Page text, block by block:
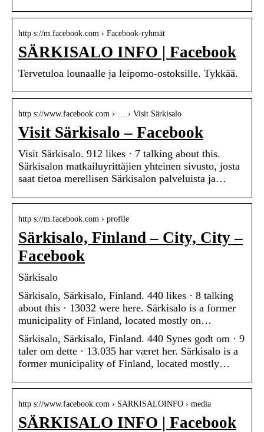
http s://m.facebook.com › Facebook-ryhmät
SÄRKISALO INFO | Facebook
Tervetuloa lounaalle ja leipomo-ostoksille. Tykkää.
http s://www.facebook.com › … › Visit Särkisalo
Visit Särkisalo – Facebook
Visit Särkisalo. 912 likes · 7 talking about this.
Särkisalon matkailuyrittäjien yhteinen sivusto, josta
saat tietoa merellisen Särkisalon palveluista ja…
http s://m.facebook.com › profile
Särkisalo, Finland – City, City –
Facebook
Särkisalo
Särkisalo, Särkisalo, Finland. 440 likes · 8 talking
about this · 13032 were here. Särkisalo is a former
municipality of Finland, located mostly on…
Särkisalo, Särkisalo, Finland. 440 Synes godt om · 9
taler om dette · 13.035 har været her. Särkisalo is a
former municipality of Finland, located mostly…
http s://www.facebook.com › SARKISALOINFO › media
SÄRKISALO INFO | Facebook